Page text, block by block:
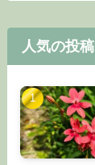
ゴ
ー
人気の投稿